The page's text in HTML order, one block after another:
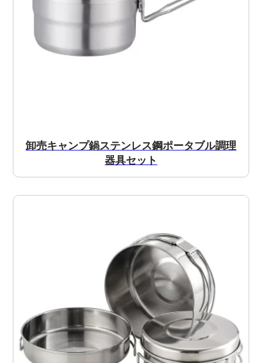
卸売キャンプ鍋ステンレス鋼ポータブル調理
器具セット